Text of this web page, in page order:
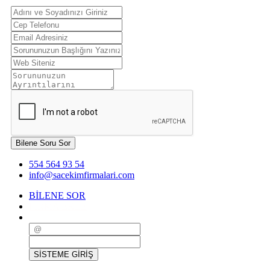
Bilene Soru Sor
554 564 93 54
info@sacekimfirmalari.com
BİLENE SOR
SİSTEME GİRİŞ